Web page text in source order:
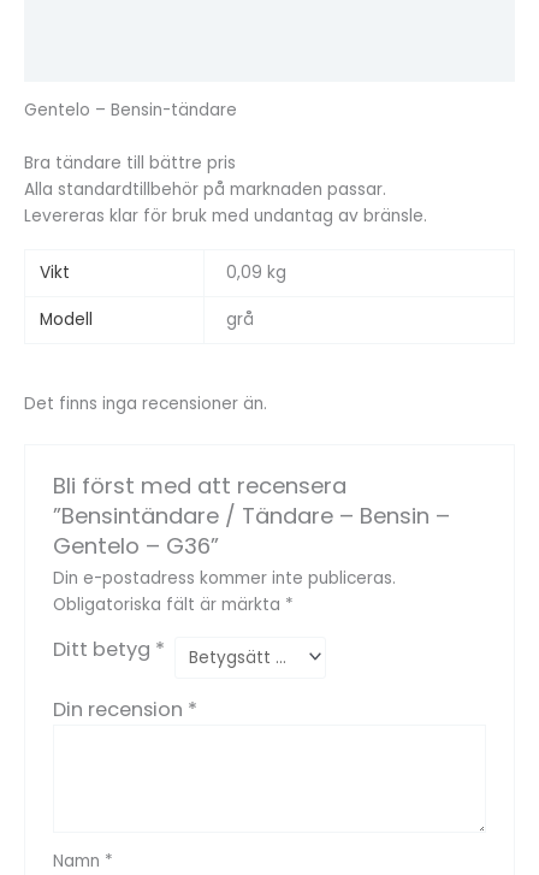
Gentelo – Bensin-tändare
Bra tändare till bättre pris
Alla standardtillbehör på marknaden passar.
Levereras klar för bruk med undantag av bränsle.
Vikt 0,09 kg
Modell grå
Det finns inga recensioner än.
Bli först med att recensera
”Bensintändare / Tändare – Bensin –
Gentelo – G36”
Din e-postadress kommer inte publiceras.
Obligatoriska fält är märkta *
Ditt betyg *
Din recension *
Namn *